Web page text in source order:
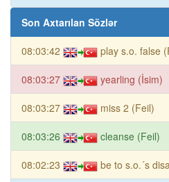
Son Axtarılan Sözlər
08:03:42 play s.o. false
08:03:27 yearling (İsim)
08:03:27 miss 2 (Feil)
08:03:26 cleanse (Feil)
08:02:23 be to s.o.´s